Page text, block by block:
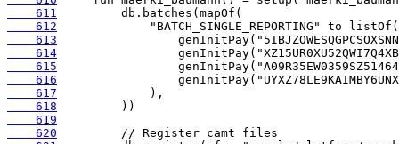
    611
    612
    613
    614
    615
    616
    617
    618
    619
    620